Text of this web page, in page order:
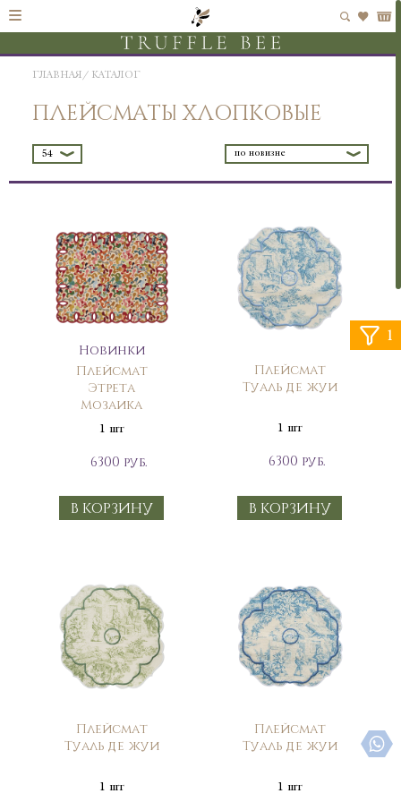
ГЛАВНАЯ КАТАЛОГ
ПЛЕЙСМАТЫ ХЛОПКОВЫЕ
54 по новизне
1
Новинки
Плейсмат
Этрета
Мозаика
1 шт
6300 руб.
В КОРЗИНУ
Плейсмат
Туаль де жуи
1 шт
6300 руб.
В КОРЗИНУ
Плейсмат
Туаль де жуи
1 шт
Плейсмат
Туаль де жуи
1 шт